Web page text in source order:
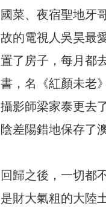
國菜、夜宿聖地牙
故的電視人吳昊最
置了房子，每月都
書，名《紅顏未老
攝影師梁家泰更去
陰差陽錯地保存了
回歸之後，一切都
是財大氣粗的大陸